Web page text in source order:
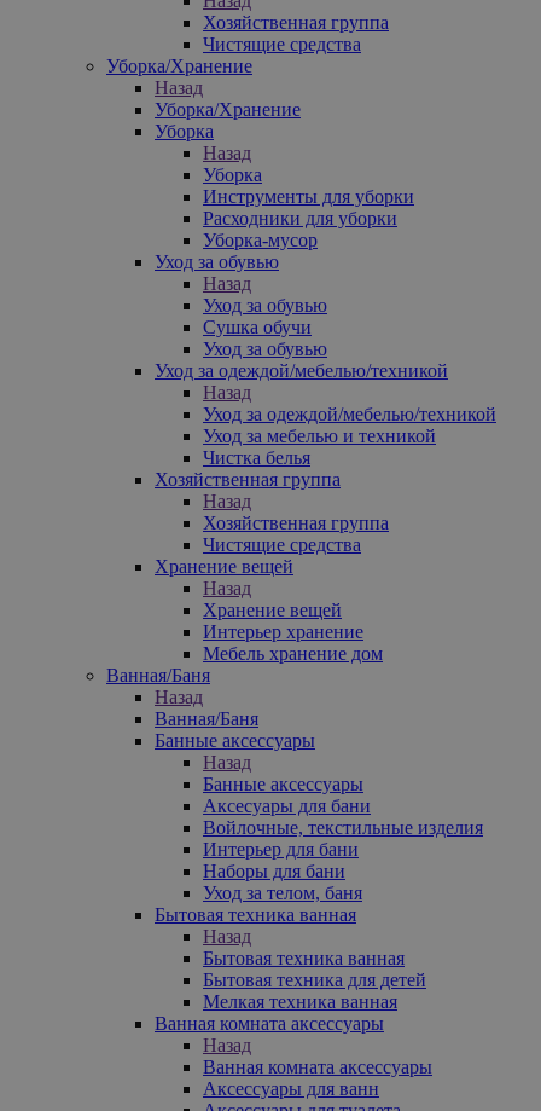
Хозяйственная группа
Чистящие средства
Уборка/Хранение
Назад
Уборка/Хранение
Уборка
Назад
Уборка
Инструменты для уборки
Расходники для уборки
Уборка-мусор
Уход за обувью
Назад
Уход за обувью
Сушка обучи
Уход за обувью
Уход за одеждой/мебелью/техникой
Назад
Уход за одеждой/мебелью/техникой
Уход за мебелью и техникой
Чистка белья
Хозяйственная группа
Назад
Хозяйственная группа
Чистящие средства
Хранение вещей
Назад
Хранение вещей
Интерьер хранение
Мебель хранение дом
Ванная/Баня
Назад
Ванная/Баня
Банные аксессуары
Назад
Банные аксессуары
Аксесуары для бани
Войлочные, текстильные изделия
Интерьер для бани
Наборы для бани
Уход за телом, баня
Бытовая техника ванная
Назад
Бытовая техника ванная
Бытовая техника для детей
Мелкая техника ванная
Ванная комната аксессуары
Назад
Ванная комната аксессуары
Аксессуары для ванн